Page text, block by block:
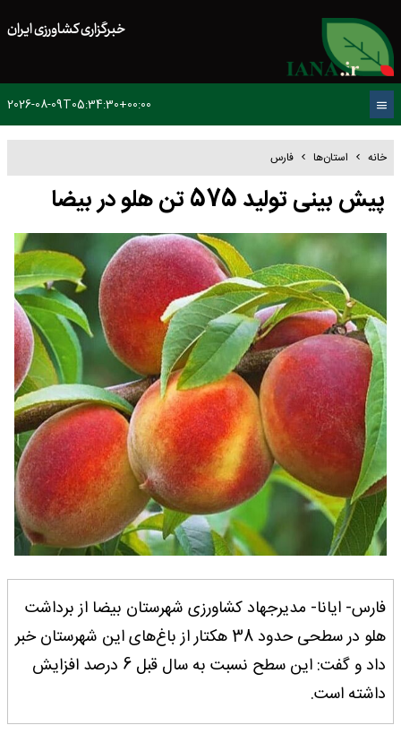
خبرگزاری کشاورزی ایران
2026-08-09T05:34:30+00:00
خانه استان‌ها فارس
پیش بینی تولید 575 تن هلو در بیضا
فارس- ایانا- مدیرجهاد کشاورزی شهرستان بیضا از برداشت
هلو در سطحی حدود 38 هکتار از باغ‌های این شهرستان خبر
داد و گفت: این سطح نسبت به سال قبل 6 درصد افزایش
داشته است.